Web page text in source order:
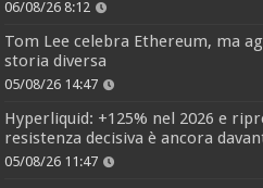
06/08/26 8:12
Tom Lee celebra Ethereum, ma
storia diversa
05/08/26 14:47
Hyperliquid: +125% nel 2026 e
resistenza decisiva è ancora
05/08/26 11:47